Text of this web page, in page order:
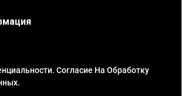
Согласие На Обработку